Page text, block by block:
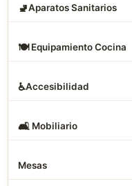
Abrigos
DWG Gratis –
AutoCAD
🚽Aparatos Sanitarios
🍽️ Equipamiento Cocina
♿Accesibilidad
🛋 ️ Mobiliario
Mesas